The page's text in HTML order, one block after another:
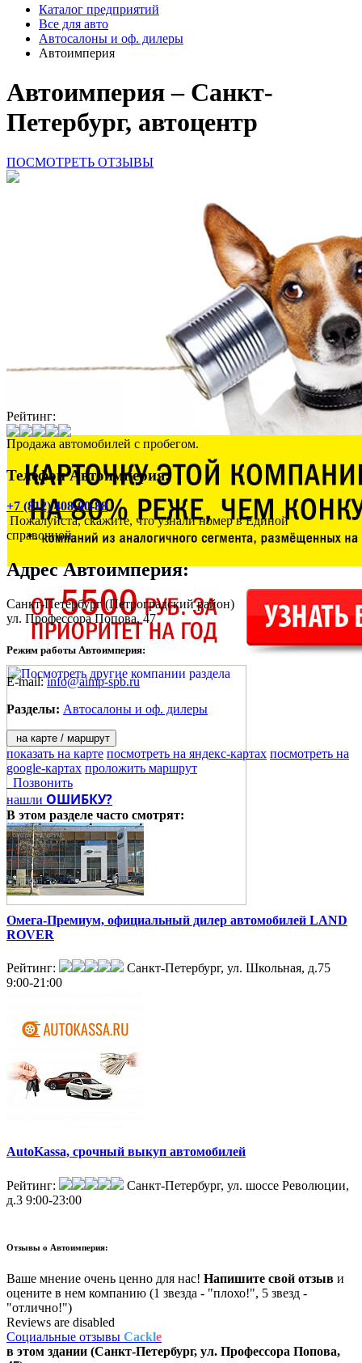
Каталог предприятий
Все для авто
Автосалоны и оф. дилеры
Автоимперия
Автоимперия – Санкт-
Петербург, автоцентр
ПОСМОТРЕТЬ ОТЗЫВЫ
Рейтинг:
Продажа автомобилей с пробегом.
Телефон Автоимперия:
+7 (812) 408-00-88
Пожалуйста, скажите, что узнали номер в Единой
справочной
АдресАвтоимперия:
Санкт-Петербург(Петроградский район)
ул. Профессора Попова, 47
Режим работы Автоимперия:
E-mail: info@aimp-spb.ru
Разделы: Автосалоны и оф. дилеры
на карте / маршрут
показать на карте посмотреть на яндекс-картах посмотреть на
google-картах проложить маршрут
Позвонить
нашли ОШИБКУ?
В этом разделе часто смотрят:
Омега-Премиум, официальный дилер автомобилей LAND
ROVER
Рейтинг:
Санкт-Петербург, ул. Школьная, д.75
9:00-21:00
AutoKassa, срочный выкуп автомобилей
Рейтинг:
Санкт-Петербург, ул. шоссе Революции,
д.3 9:00-23:00
Отзывы о Автоимперия:
Ваше мнение очень ценно для нас! Напишите свой отзыв и
оцените в нем компанию (1 звезда - "плохо!", 5 звезд -
"отлично!")
Reviews are disabled
Социальные отзывы Cackle
в этом здании (Санкт-Петербург, ул. Профессора Попова,